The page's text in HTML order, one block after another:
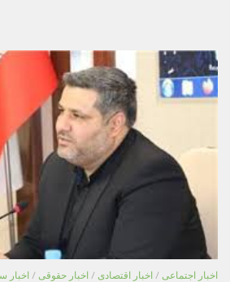
اخبار اجتماعی / اخبار اقتصادی / اخبار حقوقی / اخبار